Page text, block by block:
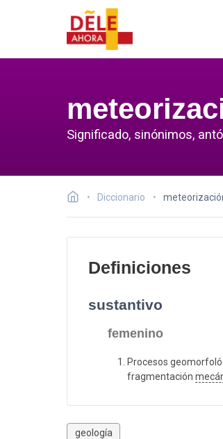
Significado, sinónimos,
Diccionario
Definiciones
sustantivo
femenino
Procesos
fragmentación
geología